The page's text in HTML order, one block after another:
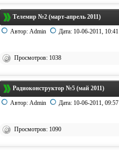
Телемир №2 (март-апрель 2011)
Автор:Admin Дата: 10-06-2011, 10:41
Просмотров: 1038
Радиоконструктор №5 (май 2011)
Автор:Admin Дата: 10-06-2011, 09:57
Просмотров: 1090